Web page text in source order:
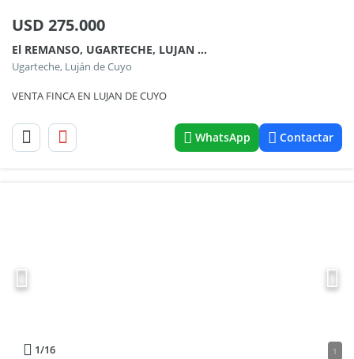
USD 275.000
El REMANSO, UGARTECHE, LUJAN DE CUYO
Ugarteche, Luján de Cuyo
VENTA FINCA EN LUJAN DE CUYO
WhatsApp Contactar
1/16 1